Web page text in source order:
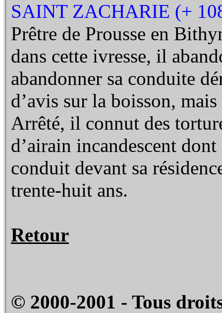
SAINT ZACHARIE (+
Prêtre de Prousse en
dans cette ivresse, il
abandonner sa conduite
d’avis sur la boisson,
Arrêté, il connut des
d’airain incandescent
conduit devant sa
trente-huit ans.
Retour
© 2000-2001 - Tous